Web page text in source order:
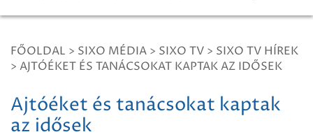
FŐOLDAL > SIXO MÉDIA > SIXO TV > SIXO TV HÍREK
> AJTÓÉKET ÉS TANÁCSOKAT KAPTAK AZ IDŐSEK
Ajtóéket és tanácsokat kaptak
az idősek